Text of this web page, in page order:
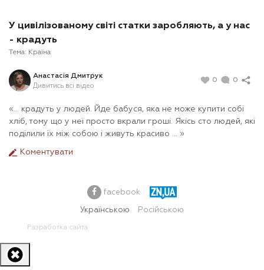
У цивілізованому світі статки заробляють, а у нас
- крадуть
Тема: Країна
Анастасія Дмитрук
Дивитись всі відео
0 0
«... крадуть у людей. Йде бабуся, яка не може купити собі
хліб, тому що у неї просто вкрали гроші. Якісь сто людей, які
поділили їх між собою і живуть красиво ... »
Коментувати
facebook
Українською Російською
Разработка сайта